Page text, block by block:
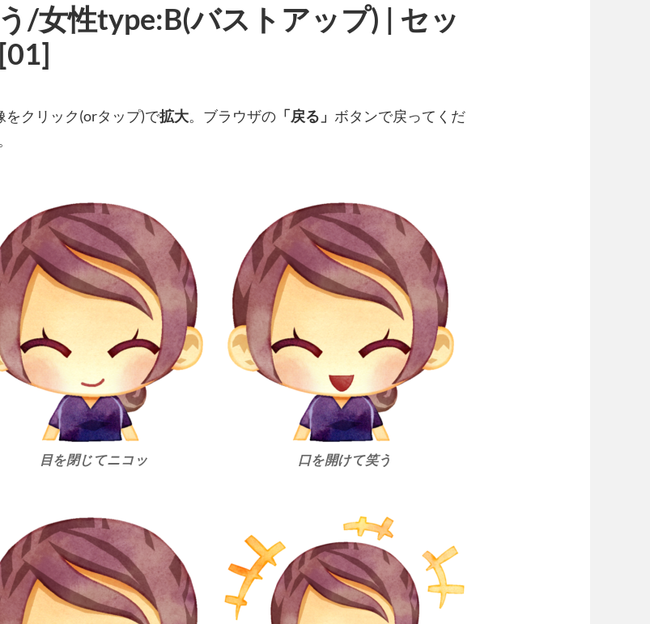
/女性type:B(バストアップ) | セッ
をクリック(orタップ)で拡大。ブラウザの 「戻る」 ボタンで戻ってくだ
目を閉じてニコッ 口を開けて笑う